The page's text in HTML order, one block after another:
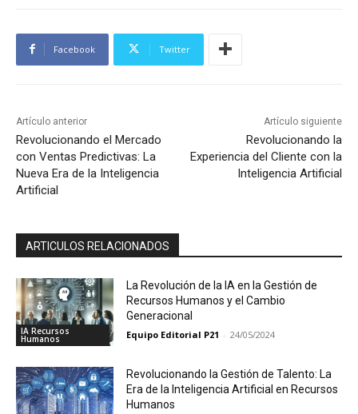
Facebook Twitter
Artículo anterior
Revolucionando el Mercado
con Ventas Predictivas: La
Nueva Era de la Inteligencia
Artificial
Artículo siguiente
Revolucionando la
Experiencia del Cliente con la
Inteligencia Artificial
ARTICULOS RELACIONADOS
IA Recursos
Humanos
La Revolución de la IA en la Gestión de
Recursos Humanos y el Cambio
Generacional
Equipo Editorial P21 - 24/05/2024
Revolucionando la Gestión de Talento: La
Era de la Inteligencia Artificial en Recursos
Humanos